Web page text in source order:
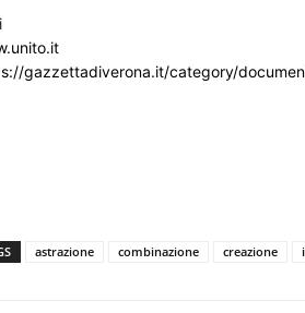
gazzettadiverona.it/category/
astrazione combinazione creazione